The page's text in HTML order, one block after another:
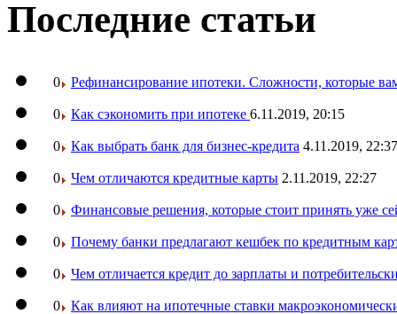
Последние статьи
0 Рефинансирование ипотеки. Сложности, которые
0 Как сэкономить при ипотеке 6.11.2019, 20:15
0 Как выбрать банк для бизнес-кредита 4.11.2019, 22:37
0 Чем отличаются кредитные карты 2.11.2019, 22:27
0 Финансовые решения, которые стоит принять уже
0 Почему банки предлагают кешбек по кредитным
0 Чем отличается кредит до зарплаты и
0 Как влияют на ипотечные ставки